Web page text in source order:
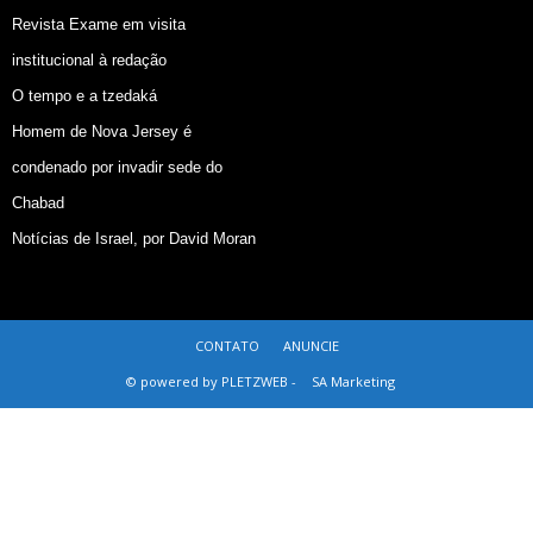
Revista Exame em visita
institucional à redação
O tempo e a tzedaká
Homem de Nova Jersey é
condenado por invadir sede do
Chabad
Notícias de Israel, por David Moran
CONTATO
ANUNCIE
© powered by PLETZWEB -
SA Marketing